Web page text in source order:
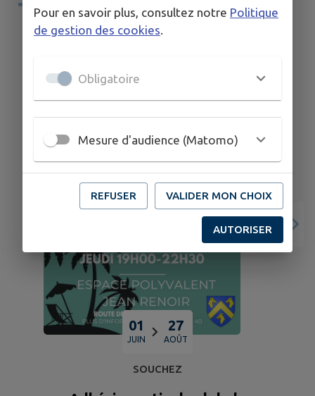
TERRITOIRE
01
JUIN
27
AOÛT
SOUCHEZ
Pour en savoir plus, consultez notre Politique
de gestion des cookies.
Obligatoire
Mesure d'audience (Matomo)
REFUSER VALIDER MON CHOIX
AUTORISER